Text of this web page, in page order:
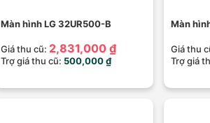
Màn hình LG 32UR500-B
Giá thu cũ: 2,831,000 ₫
Trợ giá thu cũ: 500,000 ₫
Màn
Giá thu
Trợ giá